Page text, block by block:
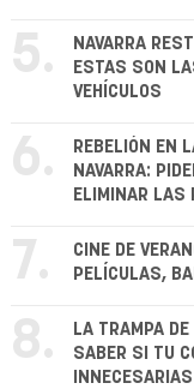
5.
NAVARRA
ESTAS SON
VEHÍCULOS
6.
REBELIÓN EN
NAVARRA:
ELIMINAR LAS
7.
CINE DE
PELÍCULAS,
8.
LA TRAMPA
SABER SI TU
INNECESARIAS